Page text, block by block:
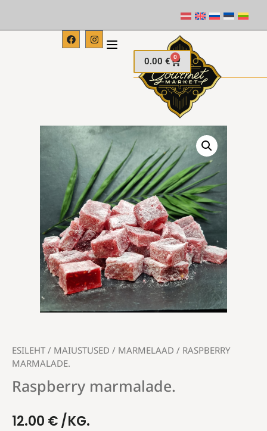
0.00 € 0
ESILEHT / MAIUSTUSED / MARMELAAD / RASPBERRY
MARMALADE.
Raspberry marmalade.
12.00 €/KG.